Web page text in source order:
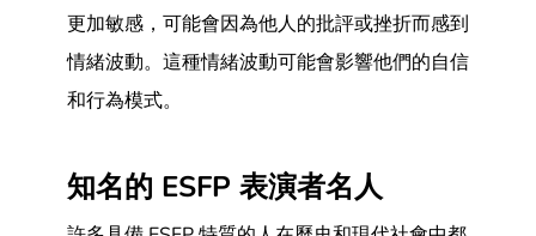
更加敏感，可能會因為他人的批評或挫折而感到
情緒波動。這種情緒波動可能會影響他們的自信
和行為模式。
知名的 ESFP 表演者名人